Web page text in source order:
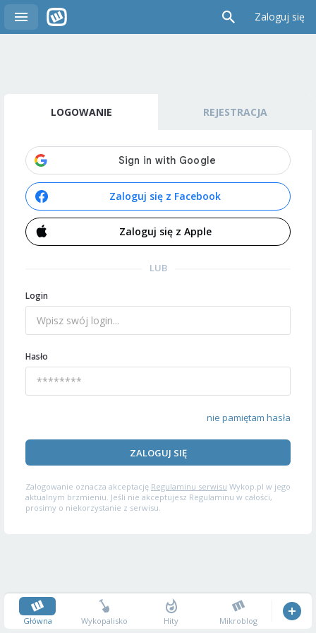
Zaloguj się
LOGOWANIE REJESTRACJA
Zaloguj się z Facebook
Zaloguj się z Apple
LUB
Login
Hasło
nie pamiętam hasła
ZALOGUJ SIĘ
Zalogowanie oznacza akceptację Regulaminu serwisu Wykop.pl w jego
aktualnym brzmieniu. Jeśli nie akceptujesz Regulaminu w całości,
prosimy o niekorzystanie z serwisu.
Główna Wykopalisko Hity Mikroblog